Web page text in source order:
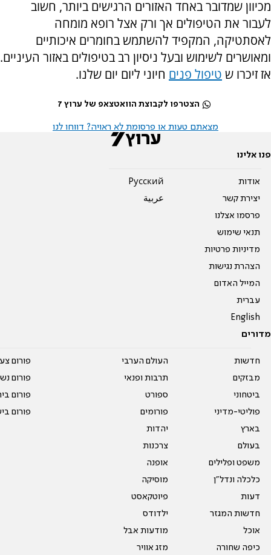
מכיוון שמדובר באחד האזורים הרגישים ביותר, חשוב
לעבור את הטיפולים אך ורק אצל רופא מומחה
לאסתטיקה, המקפיד להשתמש בחומרים איכותיים
ומאושרים לשימוש ובעל ניסיון רב בטיפולים באזור העיניים.
אז זיכרו ש טיפול פנים חיוני ליום יום שלנו.
הצטרפו לקבוצת הוואטצאפ של ערוץ 7
מצאתם טעות או פרסומת לא ראויה? דווחו לנו
פנו אלינו
אודות
יצירת קשר
פרסמו אצלנו
תנאי שימוש
מדיניות פרטיות
הצהרת נגישות
המייל האדום
עברית
English
Pусский
عربية
מדורים
חדשות
מבזקים
ביטחוני
פוליטי-מדיני
בארץ
בעולם
משפט ופלילים
כלכלה ונדל"ן
דעות
חדשות המגזר
אוכל
כיפה שחורה
העולם הערבי
תרבות ופנאי
ספורט
פורומים
יהדות
צרכנות
אופנה
מוסיקה
פיוטקאסט
ילדודס
מודעות אבל
מזג אוויר
פורום
פורום
פורום
פורום